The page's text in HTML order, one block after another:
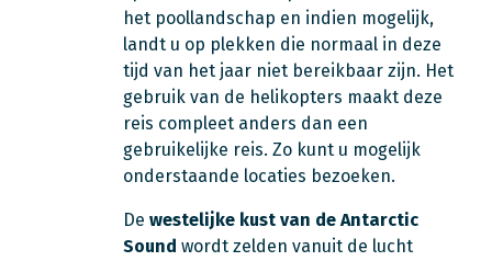
het poollandschap en indien mogelijk,
landt u op plekken die normaal in deze
tijd van het jaar niet bereikbaar zijn. Het
gebruik van de helikopters maakt deze
reis compleet anders dan een
gebruikelijke reis. Zo kunt u mogelijk
onderstaande locaties bezoeken.
De westelijke kust van de Antarctic
Sound wordt zelden vanuit de lucht